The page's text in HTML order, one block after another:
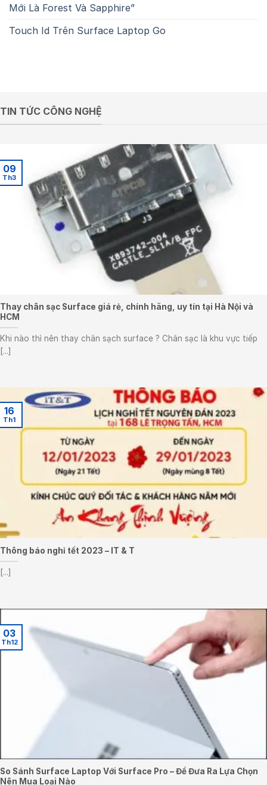
Mới Là Forest Và Sapphire”
Touch Id Trên Surface Laptop Go
TIN TỨC CÔNG NGHỆ
Thay chân sạc Surface giá rẻ, chính hãng, uy tín tại Hà Nội và
HCM
Khi nào thì nên thay chân sạch surface ? Chân sạc là khu vực tiếp
[...]
09
Th3
Thông báo nghỉ tết 2023 – IT & T
[...]
16
Th1
So Sánh Surface Laptop Với Surface Pro – Để Đưa Ra Lựa Chọn
Nên Mua Loại Nào
03
Th12